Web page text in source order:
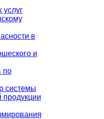
в
и
по
системы